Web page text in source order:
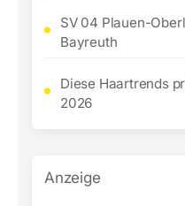
SV 04 Plauen-
Bayreuth
Diese Haartrends
2026
Anzeige